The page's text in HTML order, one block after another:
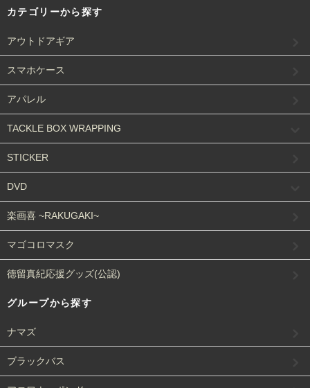
カテゴリーから探す
アウトドアギア
スマホケース
アパレル
TACKLE BOX WRAPPING
STICKER
DVD
楽画喜 ~RAKUGAKI~
マゴコロマスク
徳留真紀応援グッズ(公認)
グループから探す
ナマズ
ブラックバス